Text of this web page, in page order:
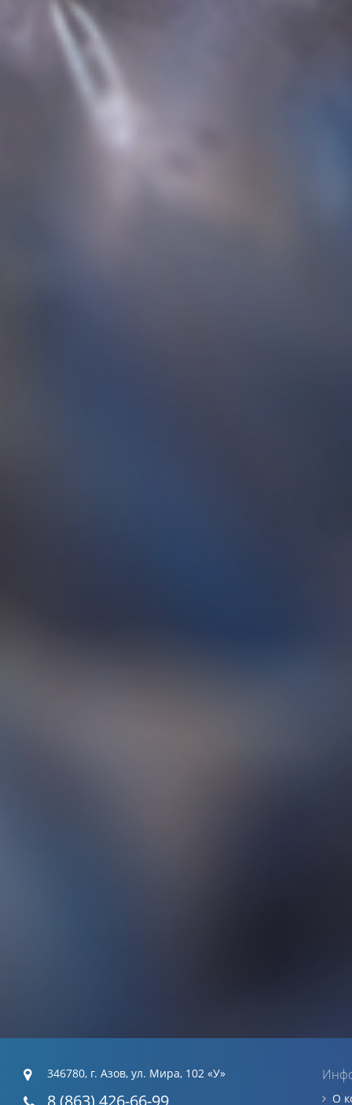
346780, г. Азов, ул. Мира, 102 «У»
8 (863) 426-66-99 О